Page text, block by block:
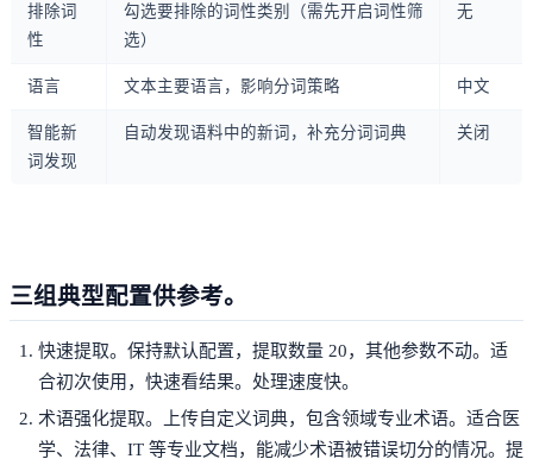
排除词
性
勾选要排除的词性类别（需先开启词性筛
选）
无
语言 文本主要语言，影响分词策略 中文
智能新
词发现
自动发现语料中的新词，补充分词词典 关闭
三组典型配置供参考。
快速提取。保持默认配置，提取数量 20，其他参数不动。适
合初次使用，快速看结果。处理速度快。
术语强化提取。上传自定义词典，包含领域专业术语。适合医
学、法律、IT 等专业文档，能减少术语被错误切分的情况。提